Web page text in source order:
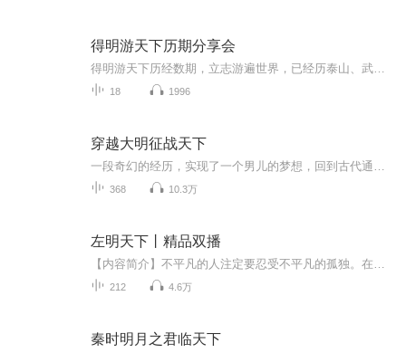
得明游天下历期分享会
18 1996
穿越大明征战天下
368 10.3万
左明天下丨精品双播
212 4.6万
秦时明月之君临天下